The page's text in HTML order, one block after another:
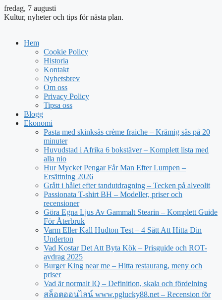
fredag, 7 augusti
Kultur, nyheter och tips för nästa plan.
Hem
Cookie Policy
Historia
Kontakt
Nyhetsbrev
Om oss
Privacy Policy
Tipsa oss
Blogg
Ekonomi
Pasta med skinksås crème fraiche – Krämig sås på 20
minuter
Huvudstad i Afrika 6 bokstäver – Komplett lista med
alla nio
Hur Mycket Pengar Får Man Efter Lumpen –
Ersättning 2026
Grått i hålet efter tandutdragning – Tecken på alveolit
Passionata T-shirt BH – Modeller, priser och
recensioner
Göra Egna Ljus Av Gammalt Stearin – Komplett Guide
För Återbruk
Varm Eller Kall Hudton Test – 4 Sätt Att Hitta Din
Underton
Vad Kostar Det Att Byta Kök – Prisguide och ROT-
avdrag 2025
Burger King near me – Hitta restaurang, meny och
priser
Vad är normalt IQ – Definition, skala och fördelning
สล็อตออนไลน์ www.pglucky88.net – Recension för